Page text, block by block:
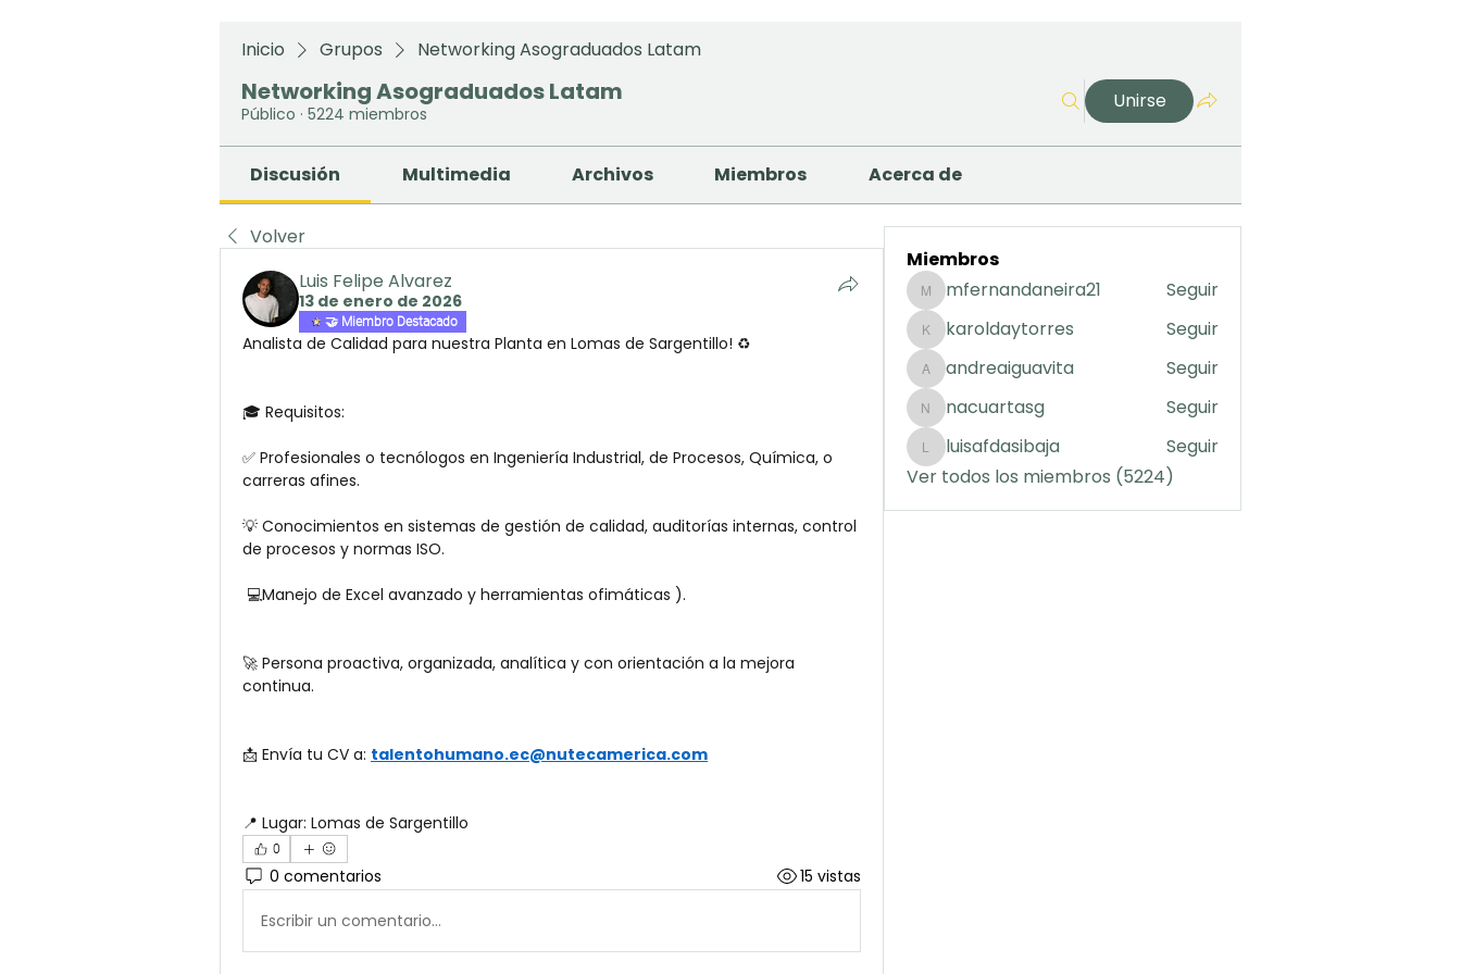
Inicio Grupos Networking Asograduados Latam
Networking Asograduados Latam
Público · 5224 miembros
Unirse
Discusión Multimedia Archivos Miembros Acerca de
Volver
Luis Felipe Alvarez
13 de enero de 2026
🤝 Miembro Destacado
Analista de Calidad para nuestra Planta en Lomas de Sargentillo! ♻️
🎓 Requisitos:
✅ Profesionales o tecnólogos en Ingeniería Industrial, de Procesos, Química, o
carreras afines.
💡 Conocimientos en sistemas de gestión de calidad, auditorías internas, control
de procesos y normas ISO.
💻Manejo de Excel avanzado y herramientas ofimáticas ).
🚀 Persona proactiva, organizada, analítica y con orientación a la mejora
continua.
📩 Envía tu CV a: talentohumano.ec@nutecamerica.com
📍 Lugar: Lomas de Sargentillo
0
0 comentarios 15 vistas
Escribir un comentario...
Miembros
mfernandaneira21
mfernandaneira21 Seguir
karoldaytorres
karoldaytorres Seguir
andreaiguavita
andreaiguavita Seguir
nacuartasg
nacuartasg Seguir
luisafdasibaja
luisafdasibaja
Seguir
Ver todos los miembros (5224)